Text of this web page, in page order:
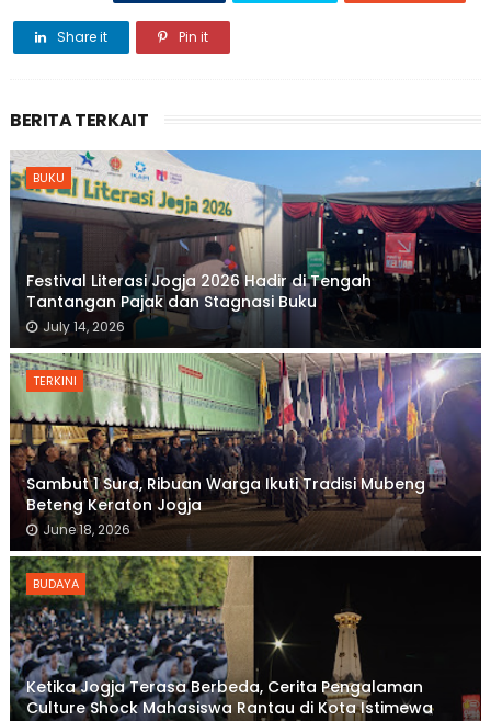
Share it Pin it
BERITA TERKAIT
BUKU
Festival Literasi Jogja 2026 Hadir di Tengah
Tantangan Pajak dan Stagnasi Buku
July 14, 2026
TERKINI
Sambut 1 Sura, Ribuan Warga Ikuti Tradisi Mubeng
Beteng Keraton Jogja
June 18, 2026
BUDAYA
Ketika Jogja Terasa Berbeda, Cerita Pengalaman
Culture Shock Mahasiswa Rantau di Kota Istimewa